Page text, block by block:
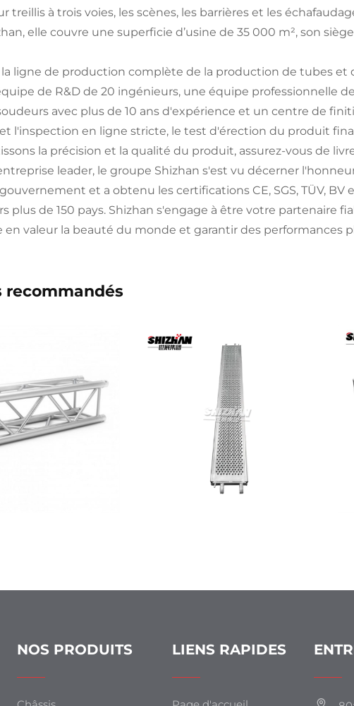
treillis à trois voies, les scènes, les barrières et les
elle couvre une superficie d’usine de 35 000 m², son
la ligne de production complète de la production de tubes et
de R&D de 20 ingénieurs, une équipe professionnelle
avec plus de 10 ans d'expérience et un centre de
l'inspection en ligne stricte, le test d'érection du produit
la précision et la qualité du produit, assurez-vous de
leader, le groupe Shizhan s'est vu décerner
et a obtenu les certifications CE, SGS, TÜV, BV
plus de 150 pays. Shizhan s'engage à être votre partenaire
valeur la beauté du monde et garantir des performances
recommandés
NOS PRODUITS LIENS RAPIDES